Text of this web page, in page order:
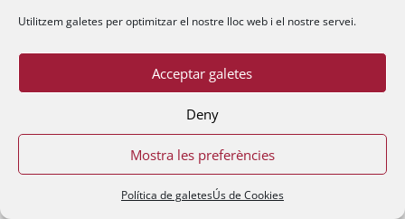
Utilitzem galetes per optimitzar el nostre lloc web i el nostre servei.
Acceptar galetes
Deny
Mostra les preferències
Política de galetesÚs de Cookies